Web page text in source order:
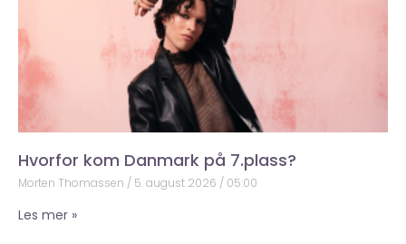
Hvorfor kom Danmark på 7.plass?
Morten Thomassen 5. august 2026 05:00
Les mer »